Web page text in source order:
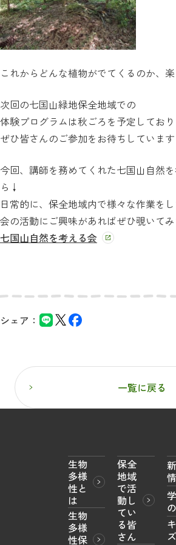
これからどんな植物がでてくるのか、楽
次回の七国山緑地保全地域での
体験プログラムは秋ごろを予定しており
ぜひ皆さんのご参加をお待ちしています
今回、講師を務めてくれた七国山自然
ら↓
日常的に、保全地域内で様々な作業をし
会の活動にご興味があればぜひ覗いてみ
七国山自然を考える会
シェア：
一覧に戻る
生物
多様
性と
は
生物
多様
性保
保全
地域
で活
動し
てい
る皆
さん